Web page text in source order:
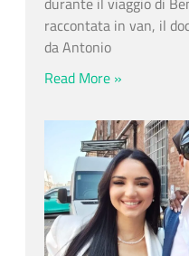
raccontata in van, il
da Antonio
Read More »